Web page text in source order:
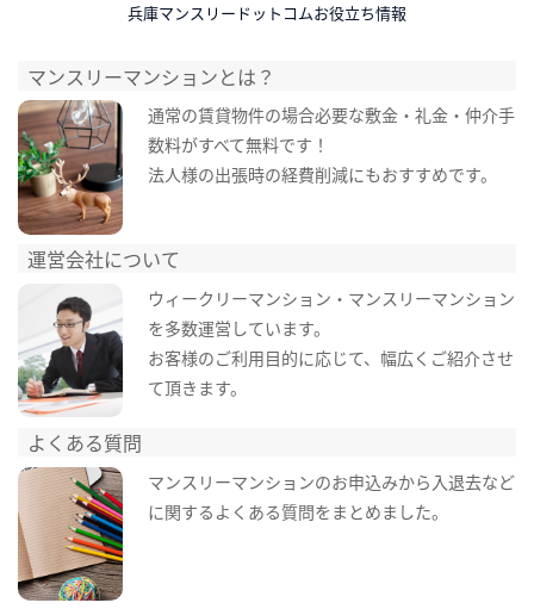
兵庫マンスリードットコムお役立ち情報
マンスリーマンションとは？
通常の賃貸物件の場合必要な敷金・礼金・仲介手
数料がすべて無料です！
法人様の出張時の経費削減にもおすすめです。
運営会社について
ウィークリーマンション・マンスリーマンション
を多数運営しています。
お客様のご利用目的に応じて、幅広くご紹介させ
て頂きます。
よくある質問
マンスリーマンションのお申込みから入退去など
に関するよくある質問をまとめました。